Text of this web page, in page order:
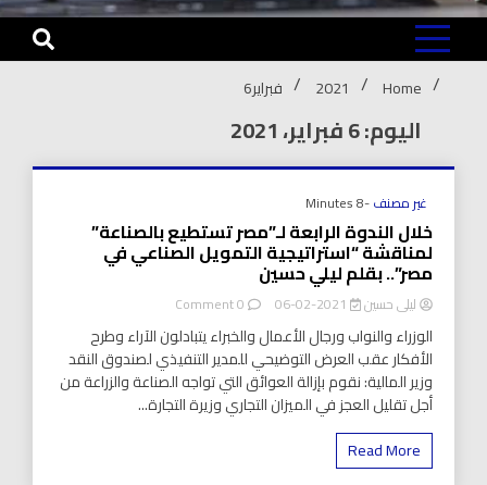
Home
2021 فبراير6
اليوم: 6 فبراير، 2021
غير مصنف-8 Minutes
خلال الندوة الرابعة لـ”مصر تستطيع بالصناعة”
لمناقشة “استراتيجية التمويل الصناعي في
مصر”.. بقلم ليلي حسين
ليلى حسين 0 Comment
الندوة
الرابعة
لـ”مصر
تستطيع
بالصناعة”
الوزراء والنواب ورجال الأعمال والخبراء يتبادلون الآراء وطرح
الأفكار عقب العرض التوضيحي للمدير التنفيذي لصندوق النقد
وزير المالية: نقوم بإزالة العوائق التي تواجه الصناعة والزراعة من
أجل تقليل العجز في الميزان التجاري وزيرة التجارة...
Read More